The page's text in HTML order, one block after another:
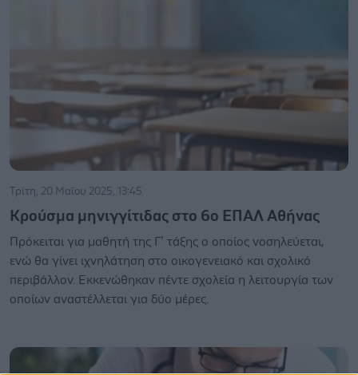
Τρίτη, 20 Μαΐου 2025, 13:45
Κρούσμα μηνιγγίτιδας στο 6ο ΕΠΑΛ Αθήνας
Πρόκειται για μαθητή της Γ’ τάξης ο οποίος νοσηλεύεται,
ενώ θα γίνει ιχνηλάτηση στο οικογενειακό και σχολικό
περιβάλλον. Εκκενώθηκαν πέντε σχολεία η λειτουργία των
οποίων αναστέλλεται για δύο μέρες.